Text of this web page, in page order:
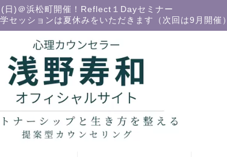
(日)＠浜松町開催！Reflect１Dayセミナー
セッションは夏休みをいただきます（次回は9月開催）